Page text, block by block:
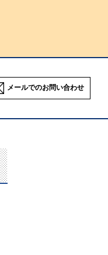
メールでのお問い合わせ